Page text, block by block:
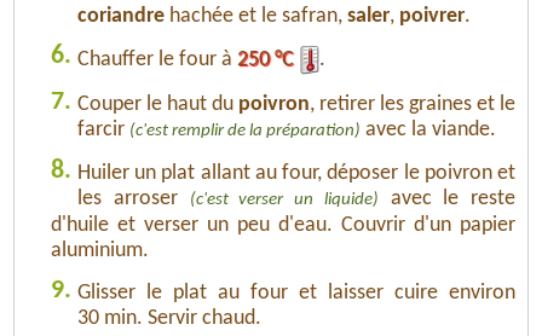
coriandre hachée et le safran, saler, poivrer.
6. Chauffer le four à 250 °C .
7. Couper le haut du poivron, retirer les graines et le
farcir (c'est remplir de la préparation) avec la viande.
8. Huiler un plat allant au four, déposer le poivron et
les arroser
(c'est verser un liquide)
avec le reste
d'huile et verser un peu d'eau. Couvrir d'un papier
aluminium.
9. Glisser le plat au four et laisser cuire environ
30 min. Servir chaud.